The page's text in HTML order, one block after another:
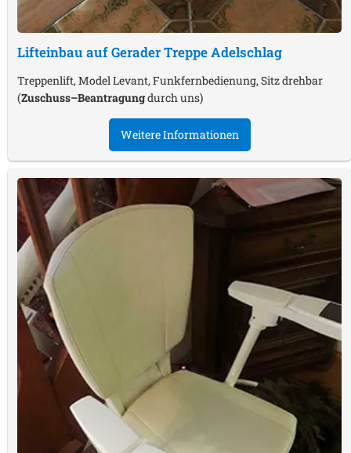
Lifteinbau auf Gerader TreppeAdelschlag
Treppenlift, Model Levant, Funkfernbedienung, Sitz drehbar
(Zuschuss–Beantragungdurch uns)
Weitere Informationen